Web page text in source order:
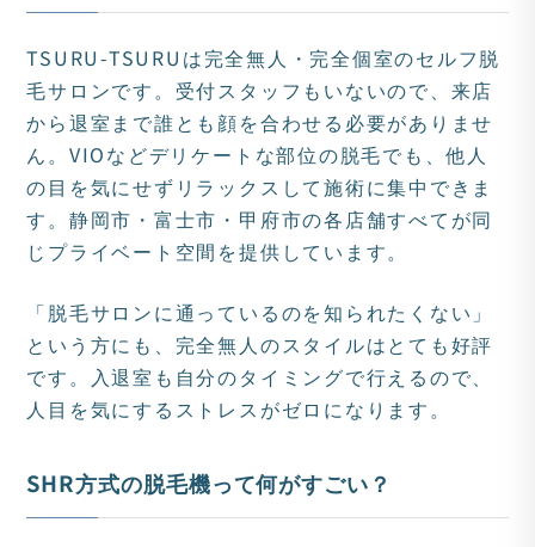
TSURU-TSURUは完全無人・完全個室のセルフ脱
毛サロンです。受付スタッフもいないので、来店
から退室まで誰とも顔を合わせる必要がありませ
ん。VIOなどデリケートな部位の脱毛でも、他人
の目を気にせずリラックスして施術に集中できま
す。静岡市・富士市・甲府市の各店舗すべてが同
じプライベート空間を提供しています。
「脱毛サロンに通っているのを知られたくない」
という方にも、完全無人のスタイルはとても好評
です。入退室も自分のタイミングで行えるので、
人目を気にするストレスがゼロになります。
SHR方式の脱毛機って何がすごい？